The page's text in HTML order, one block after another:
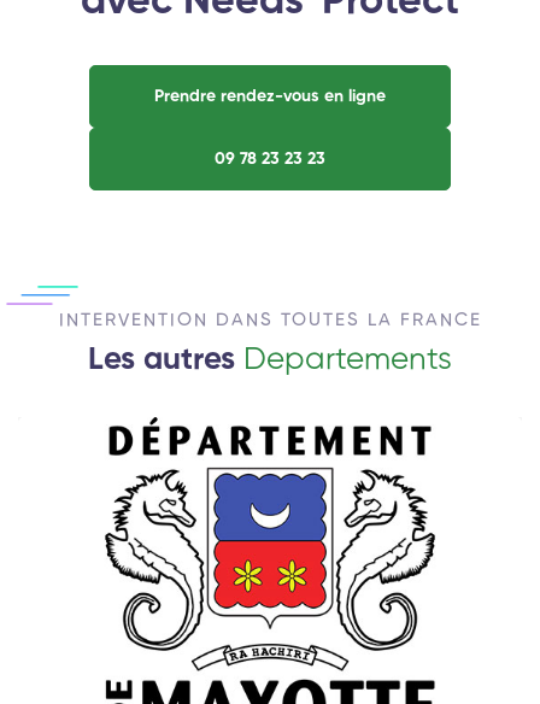
Prendre rendez-vous en ligne
09 78 23 23 23
INTERVENTION DANS TOUTES LA FRANCE
Les autres Departements